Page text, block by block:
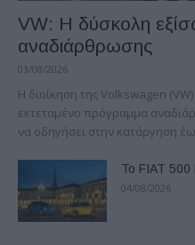
VW: Η δύσκολη
αναδιάρθρωσης
03/08/2026
Η διοίκηση της Volkswagen
εκτεταμένο πρόγραμμα
να οδηγήσει στην κατάργηση
Το FIAT
04/08/2026